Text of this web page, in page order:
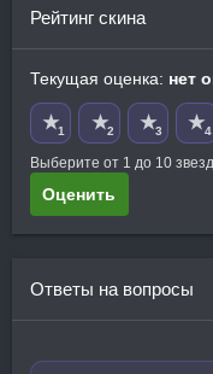
Рейтинг скина
Текущая оценка: нет
★1 ★2 ★3 ★4
Выберите от 1 до 10
Оценить
Ответы на вопросы